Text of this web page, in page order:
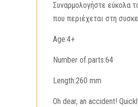
Συναρμολογήστε εύκολα
που περιέχεται στη
Age:4+
Number of parts:64
Length:260 mm
Oh dear, an accident!